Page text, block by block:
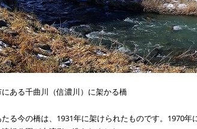
ある千曲川（信濃川）に架かる橋
る今の橋は、1931年に架けられたものです。1970年